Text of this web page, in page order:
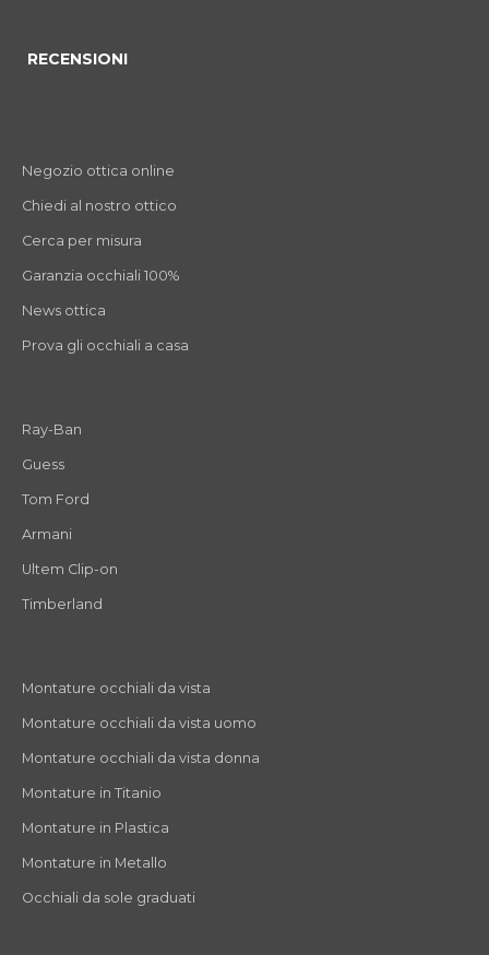
RECENSIONI
Negozio ottica online
Chiedi al nostro ottico
Cerca per misura
Garanzia occhiali 100%
News ottica
Prova gli occhiali a casa
Ray-Ban
Guess
Tom Ford
Armani
Ultem Clip-on
Timberland
Montature occhiali da vista
Montature occhiali da vista uomo
Montature occhiali da vista donna
Montature in Titanio
Montature in Plastica
Montature in Metallo
Occhiali da sole graduati